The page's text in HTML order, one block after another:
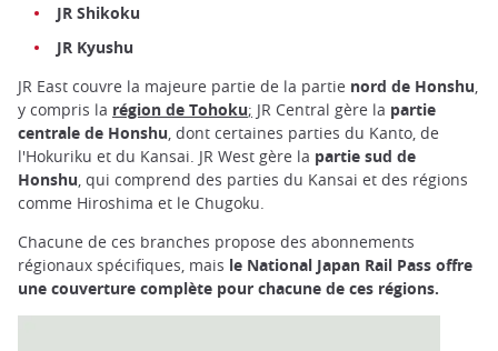
JR Shikoku
JR Kyushu
JR East couvre la majeure partie de la partie nord de Honshu
y compris la région de Tohoku; JR Central gère la partie
centrale de Honshu , dont certaines parties du Kanto, de
l'Hokuriku et du Kansai. JR West gère la partie sud de
Honshu , qui comprend des parties du Kansai et des régions
comme Hiroshima et le Chugoku.
Chacune de ces branches propose des abonnements
régionaux spécifiques, mais le National Japan Rail Pass offre
une couverture complète pour chacune de ces régions.